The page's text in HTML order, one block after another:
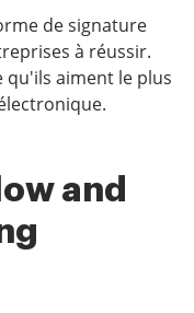
de signature
à réussir.
qu'ils aiment le plus
and